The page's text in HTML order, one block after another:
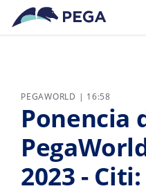
Ir al contenido principal
PEGAWORLD | 16:58
Ponencia
2023 -